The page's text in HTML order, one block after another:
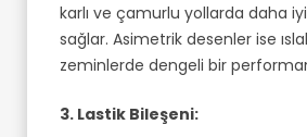
karlı ve çamurlu yollarda daha
sağlar. Asimetrik desenler ise
zeminlerde dengeli bir
3. Lastik Bileşeni: